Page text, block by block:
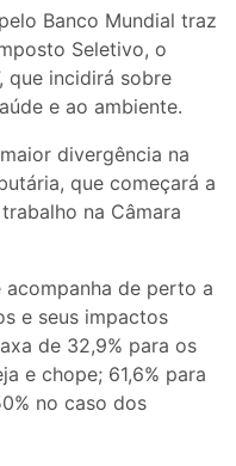
Banco Mundial traz
Seletivo, o
que incidirá sobre
e ao ambiente.
divergência na
que começará a
na Câmara
acompanha de perto a
e seus impactos
de 32,9% para os
e chope; 61,6% para
no caso dos